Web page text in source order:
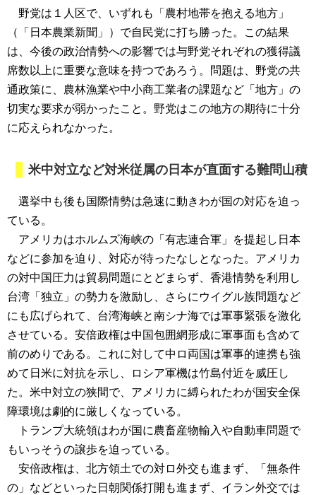
野党は１人区で、いずれも「農村地帯を抱える地方」
（「日本農業新聞」）で自民党に打ち勝った。この結果
は、今後の政治情勢への影響では与野党それぞれの獲得議
席数以上に重要な意味を持つであろう。問題は、野党の共
通政策に、農林漁業や中小商工業者の課題など「地方」の
切実な要求が弱かったこと。野党はこの地方の期待に十分
に応えられなかった。
米中対立など対米従属の日本が直面する難問山積
選挙中も後も国際情勢は急速に動きわが国の対応を迫っ
ている。
アメリカはホルムズ海峡の「有志連合軍」を提起し日本
などに参加を迫り、対応が待ったなしとなった。アメリカ
の対中国圧力は貿易問題にとどまらず、香港情勢を利用し
台湾「独立」の勢力を激励し、さらにウイグル族問題など
にも広げられて、台湾海峡と南シナ海では軍事緊張を激化
させている。安倍政権は中国包囲網形成に軍事面も含めて
前のめりである。これに対して中ロ両国は軍事的連携も強
めて日米に対抗を示し、ロシア軍機は竹島付近を威圧し
た。米中対立の狭間で、アメリカに縛られたわが国安全保
障環境は劇的に厳しくなっている。
トランプ大統領はわが国に農畜産物輸入や自動車問題で
もいっそうの譲歩を迫っている。
安倍政権は、北方領土での対ロ外交も進まず、「無条件
の」などといった日朝関係打開も進まず、イラン外交では